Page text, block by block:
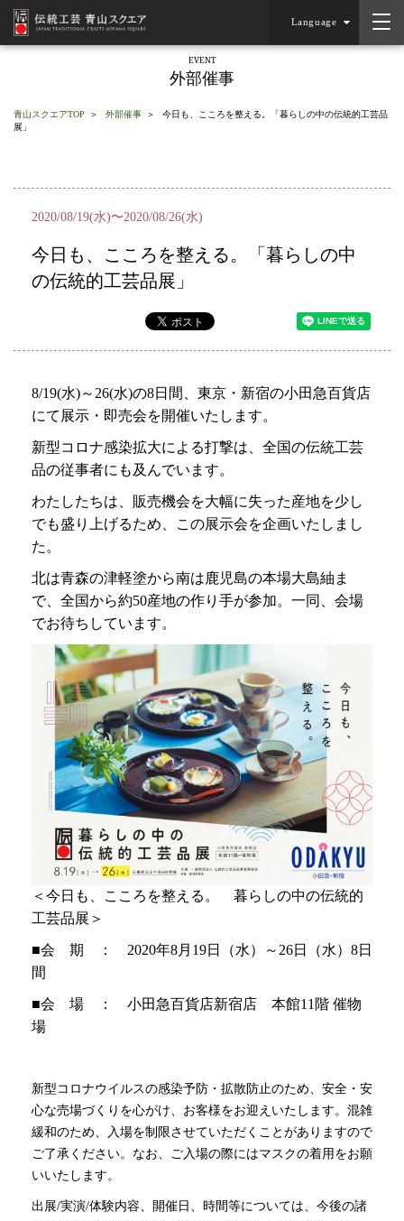
Language
EVENT
外部催事
青山スクエアTOP 外部催事
今日も、こころを整える。「暮らしの中の伝統的工芸品
展」
2020/08/19(水)〜2020/08/26(水)
今日も、こころを整える。「暮らしの中
の伝統的工芸品展」
8/19(水)～26(水)の8日間、東京・新宿の小田急百貨店
にて展示・即売会を開催いたします。
新型コロナ感染拡大による打撃は、全国の伝統工芸
品の従事者にも及んでいます。
わたしたちは、販売機会を大幅に失った産地を少し
でも盛り上げるため、この展示会を企画いたしまし
た。
北は青森の津軽塗から南は鹿児島の本場大島紬ま
で、全国から約50産地の作り手が参加。一同、会場
でお待ちしています。
＜今日も、こころを整える。 暮らしの中の伝統的
工芸品展＞
■会 期 ： 2020年8月19日（水）～26日（水）8日
間
■会 場 ： 小田急百貨店新宿店 本館11階 催物
場
新型コロナウイルスの感染予防・拡散防止のため、安全・安
心な売場づくりを心がけ、お客様をお迎えいたします。混雑
緩和のため、入場を制限させていただくことがありますので
ご了承ください。なお、ご入場の際にはマスクの着用をお願
いいたします。
出展/実演/体験内容、開催日、時間等については、今後の諸